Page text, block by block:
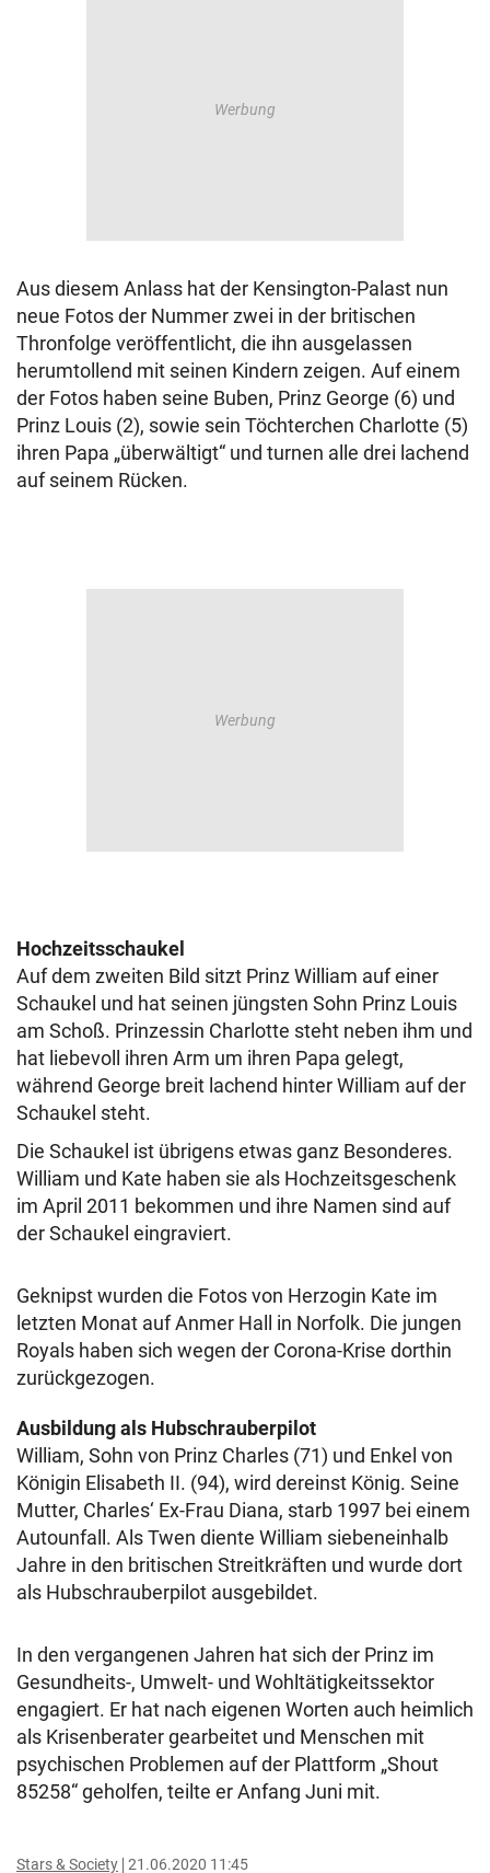
Aus diesem Anlass hat der Kensington-Palast nun
neue Fotos der Nummer zwei in der britischen
Thronfolge veröffentlicht, die ihn ausgelassen
herumtollend mit seinen Kindern zeigen. Auf einem
der Fotos haben seine Buben, Prinz George (6) und
Prinz Louis (2), sowie sein Töchterchen Charlotte (5)
ihren Papa „überwältigt“ und turnen alle drei lachend
auf seinem Rücken.
Hochzeitsschaukel
Auf dem zweiten Bild sitzt Prinz William auf einer
Schaukel und hat seinen jüngsten Sohn Prinz Louis
am Schoß. Prinzessin Charlotte steht neben ihm und
hat liebevoll ihren Arm um ihren Papa gelegt,
während George breit lachend hinter William auf der
Schaukel steht.
Die Schaukel ist übrigens etwas ganz Besonderes.
William und Kate haben sie als Hochzeitsgeschenk
im April 2011 bekommen und ihre Namen sind auf
der Schaukel eingraviert.
Geknipst wurden die Fotos von Herzogin Kate im
letzten Monat auf Anmer Hall in Norfolk. Die jungen
Royals haben sich wegen der Corona-Krise dorthin
zurückgezogen.
Ausbildung als Hubschrauberpilot
William, Sohn von Prinz Charles (71) und Enkel von
Königin Elisabeth II. (94), wird dereinst König. Seine
Mutter, Charles‘ Ex-Frau Diana, starb 1997 bei einem
Autounfall. Als Twen diente William siebeneinhalb
Jahre in den britischen Streitkräften und wurde dort
als Hubschrauberpilot ausgebildet.
In den vergangenen Jahren hat sich der Prinz im
Gesundheits-, Umwelt- und Wohltätigkeitssektor
engagiert. Er hat nach eigenen Worten auch heimlich
als Krisenberater gearbeitet und Menschen mit
psychischen Problemen auf der Plattform „Shout
85258“ geholfen, teilte er Anfang Juni mit.
Stars & Society 21.06.2020 11:45